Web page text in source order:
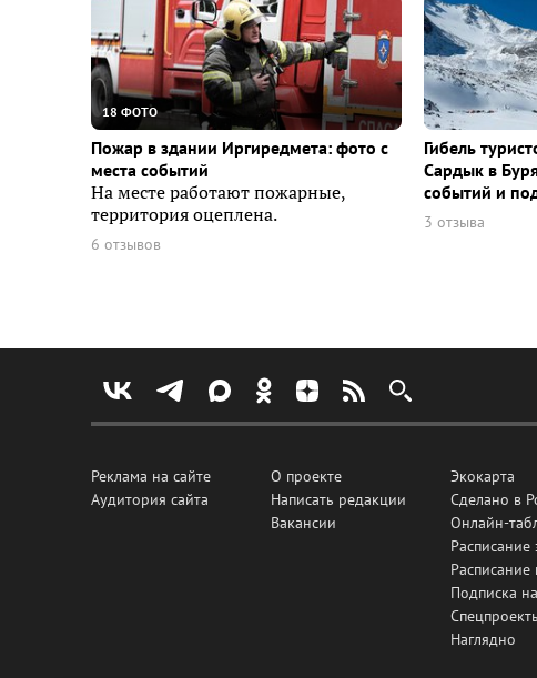
18 ФОТО
Пожар в здании Иргиредмета: фото с
места событий
На месте работают пожарные,
территория оцеплена.
6 отзывов
Гибель
Сардык в
событий и
3 отзыва
Реклама на сайте
Аудитория сайта
О проекте
Написать редакции
Вакансии
Экокарта
Сделано в
Онлайн-
Расписание
Расписание
Подписка
Наглядно